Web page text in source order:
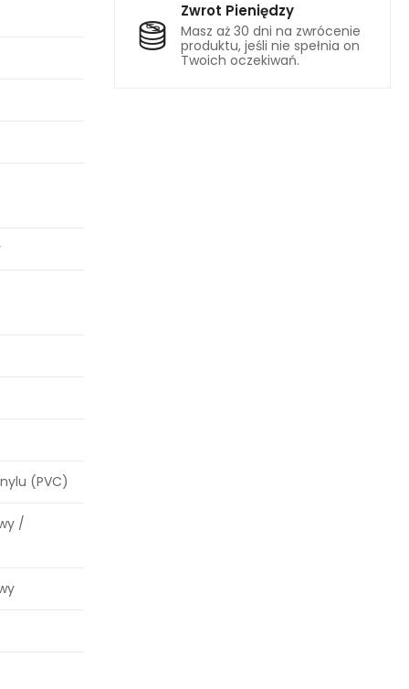
Zwrot Pieniędzy
Masz aż 30 dni na zwrócenie
produktu, jeśli nie spełnia on
Twoich oczekiwań.
(PVC)
/